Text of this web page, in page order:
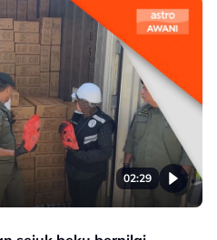
02:29